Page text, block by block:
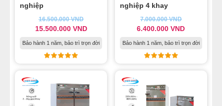
nghiệp
16.500.000VND
15.500.000 VND
Bảo hành 1 năm, bảo trì trọn đời
nghiệp 4 khay
7.000.000VND
6.400.000VND
Bảo hành 1 năm, bảo trì trọn đời
MÁY CÁN BỘT MÌ
MÁY SE BỘT LÀM BÁNH
TỦ TRƯNG BÀY BÁNH KEM